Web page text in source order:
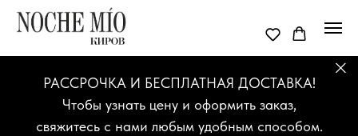
РАССРОЧКА И БЕСПЛАТНАЯ ДОСТАВКА!
Чтобы узнать цену и оформить заказ,
свяжитесь с нами любым удобным способом.